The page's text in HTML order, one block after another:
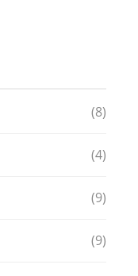
(8)
(4)
(9)
(9)